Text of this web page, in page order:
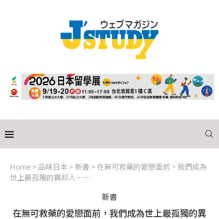
Home > 品味日本 > 新書 > 在無可救藥的愛戀面前，我們成為
世上最孤獨的異邦人……
新書
在無可救藥的愛戀面前，我們成為世上最孤獨的異